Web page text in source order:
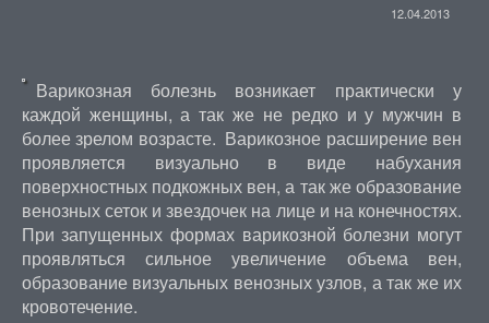
12.04.2013
Варикозная болезнь возникает практически у
каждой женщины, а так же не редко и у мужчин в
более зрелом возрасте. Варикозное расширение вен
проявляется визуально в виде набухания
поверхностных подкожных вен, а так же образование
венозных сеток и звездочек на лице и на конечностях.
При запущенных формах варикозной болезни могут
проявляться сильное увеличение объема вен,
образование визуальных венозных узлов, а так же их
кровотечение.